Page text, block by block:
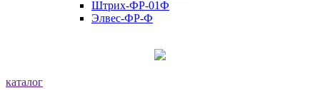
Штрих-ФР-01Ф
Элвес-ФР-Ф
каталог